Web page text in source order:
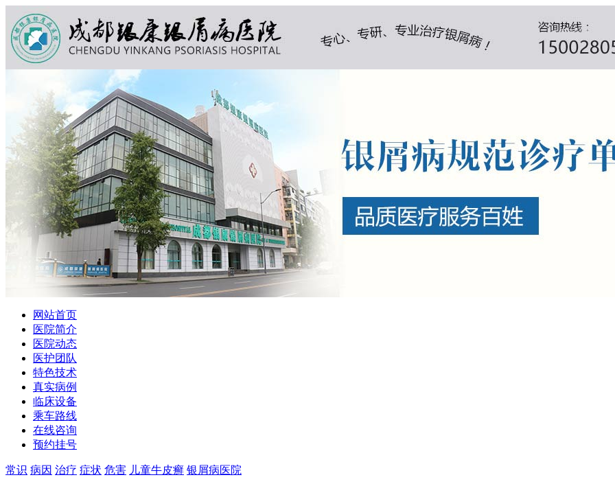
网站首页
医院简介
医院动态
医护团队
特色技术
真实病例
临床设备
乘车路线
在线咨询
预约挂号
常识 病因 治疗 症状 危害 儿童牛皮癣 银屑病医院